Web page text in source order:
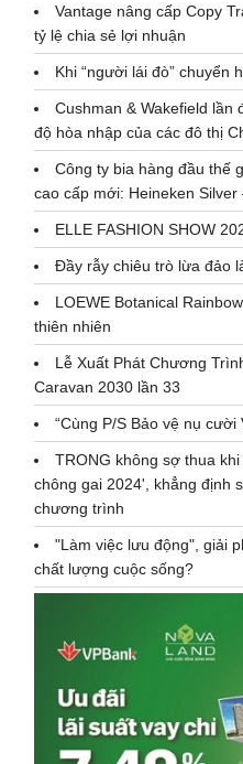
Vantage nâng cấp Copy
tỷ lệ chia sẻ lợi nhuận
Khi “người lái đò” chuyển
Cushman & Wakefield lần
độ hòa nhập của các đô thị
Công ty bia hàng đầu thế
cao cấp mới: Heineken
ELLE FASHION SHOW
Đầy rẫy chiêu trò lừa đảo
LOEWE Botanical
thiên nhiên
Lễ Xuất Phát Chương
Caravan 2030 lần 33
“Cùng P/S Bảo vệ nụ cười
TRONG không sợ thua
chông gai 2024', khẳng định
chương trình
"Làm việc lưu động", giải
chất lượng cuộc sống?